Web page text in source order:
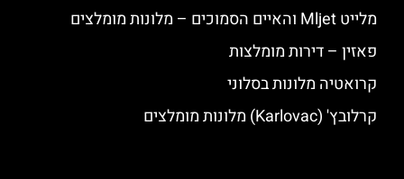
מלייט Mljet והאיים הסמוכים – מלונות מומלצים
פאזין – דירות מומלצות
קרואטיה מלונות בסלוני
קרלובץ' (Karlovac) מלונות מומלצים